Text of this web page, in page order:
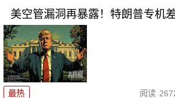
美空管漏洞再暴露！特朗普专机
最热 阅读